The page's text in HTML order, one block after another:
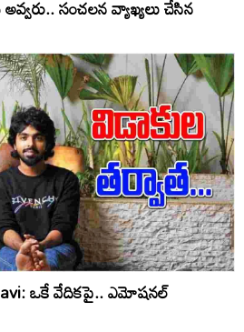
సంచలన వ్యాఖ్యలు చేసిన
ఒకే వేదికపై.. ఎమోషనల్‌